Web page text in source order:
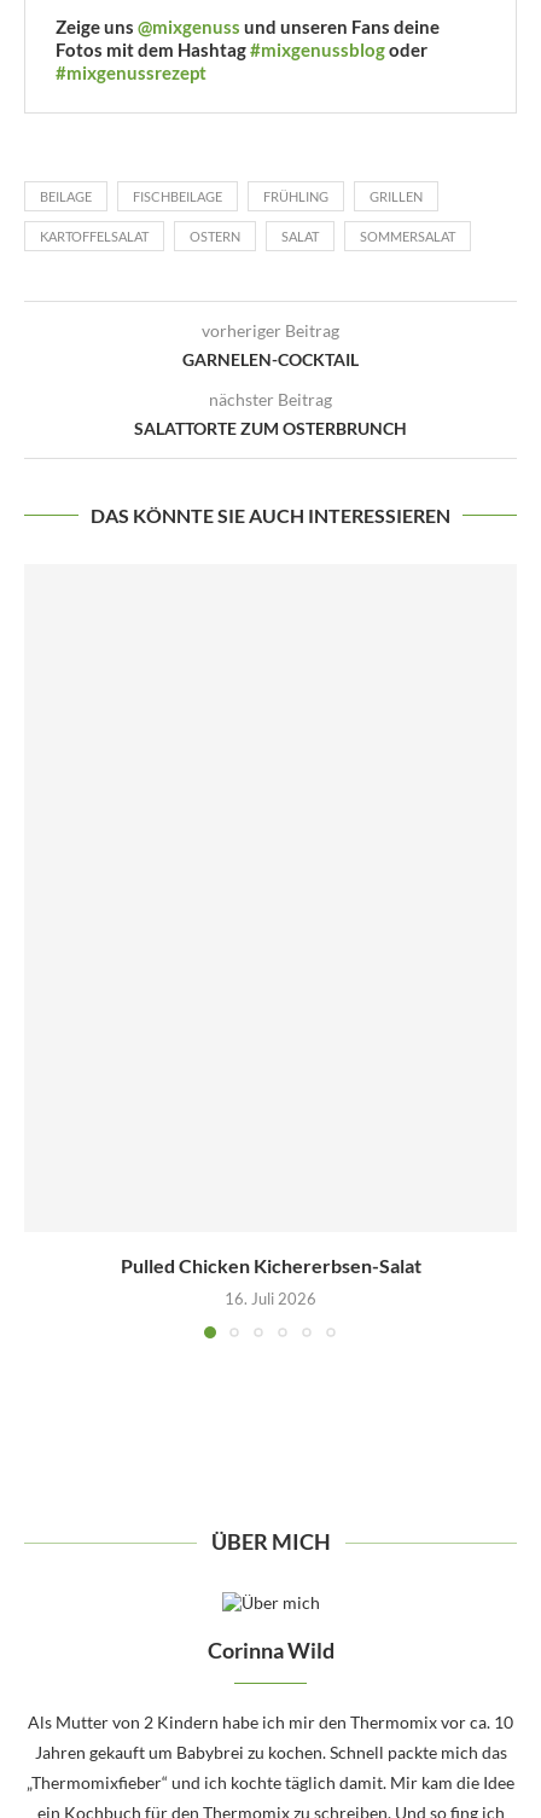
Zeige uns @mixgenuss und unseren Fans deine
Fotos mit dem Hashtag#mixgenussblogoder
#mixgenussrezept
BEILAGE FISCHBEILAGE FRÜHLING GRILLEN
KARTOFFELSALAT OSTERN SALAT SOMMERSALAT
vorheriger Beitrag
GARNELEN-COCKTAIL
nächster Beitrag
SALATTORTE ZUM OSTERBRUNCH
DAS KÖNNTE SIE AUCH INTERESSIEREN
Pulled Chicken Kichererbsen-Salat
16. Juli 2026
ÜBER MICH
Corinna Wild
Als Mutter von 2 Kindern habe ich mir den Thermomix vor ca. 10
Jahren gekauft um Babybrei zu kochen. Schnell packte mich das
„Thermomixfieber“ und ich kochte täglich damit. Mir kam die Idee
ein Kochbuch für den Thermomix zu schreiben. Und so fing ich